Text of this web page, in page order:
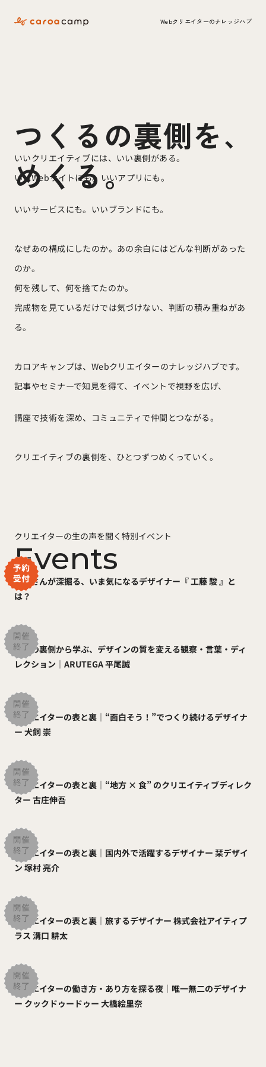
Webクリエイターのナレッジハブ
つくるの裏側を、
めくる。
いいクリエイティブには、いい裏側がある。
いいWebサイトにも。いいアプリにも。
いいサービスにも。いいブランドにも。
なぜあの構成にしたのか。あの余白にはどんな判断があった
のか。
何を残して、何を捨てたのか。
完成物を見ているだけでは気づけない、判断の積み重ねがあ
る。
カロアキャンプは、Webクリエイターのナレッジハブです。
記事やセミナーで知見を得て、イベントで視野を広げ、
講座で技術を深め、コミュニティで仲間とつながる。
クリエイティブの裏側を、ひとつずつめくっていく。
クリエイターの生の声を聞く特別イベント
Events
犬飼さんが深掘る、いま気になるデザイナー『 工藤 駿 』と
は？
実績の裏側から学ぶ、デザインの質を変える観察・言葉・ディ
レクション｜ARUTEGA 平尾誠
クリエイターの表と裏｜“面白そう！”でつくり続けるデザイナ
ー 犬飼 崇
クリエイターの表と裏｜“地方 × 食” のクリエイティブディレク
ター 古庄伸吾
クリエイターの表と裏｜国内外で活躍するデザイナー 栞デザイ
ン 塚村 亮介
クリエイターの表と裏｜旅するデザイナー 株式会社アイティプ
ラス 溝口 耕太
クリエイターの働き方・あり方を探る夜｜唯一無二のデザイナ
ー クックドゥードゥー 大橋絵里奈